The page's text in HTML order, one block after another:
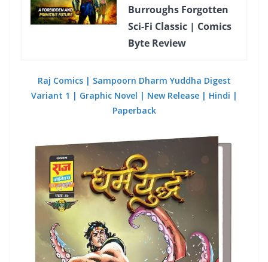
Burroughs Forgotten
Sci-Fi Classic | Comics
Byte Review
Raj Comics | Sampoorn Dharm Yuddha Digest
Variant 1 | Graphic Novel | New Release | Hindi |
Paperback